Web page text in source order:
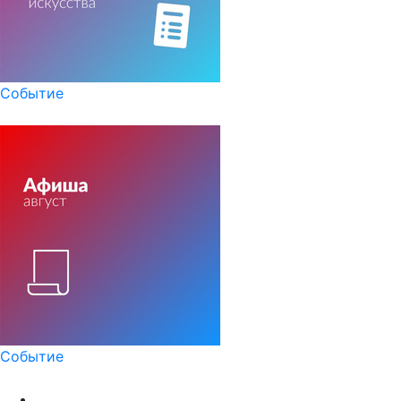
Событие
Событие